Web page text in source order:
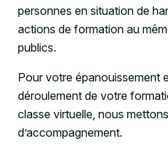
personnes en situation de
actions de formation au
publics.
Pour votre épanouissement
déroulement de votre
classe virtuelle, nous
d’accompagnement.